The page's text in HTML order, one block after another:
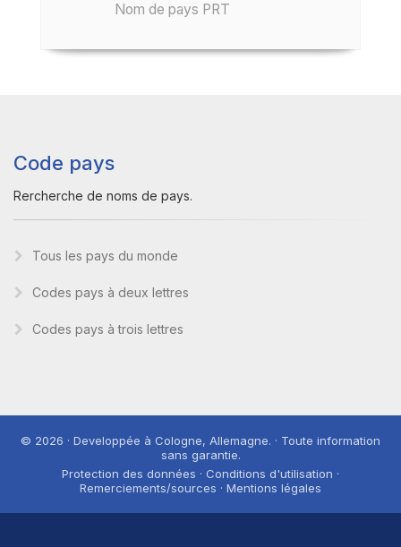
Nom de pays PRT
Code pays
Rercherche de noms de pays.
Tous les pays du monde
Codes pays à deux lettres
Codes pays à trois lettres
© 2026 · Developpée à Cologne, Allemagne. · Toute information
sans garantie.
Protection des données · Conditions d'utilisation ·
Remerciements/sources · Mentions légales